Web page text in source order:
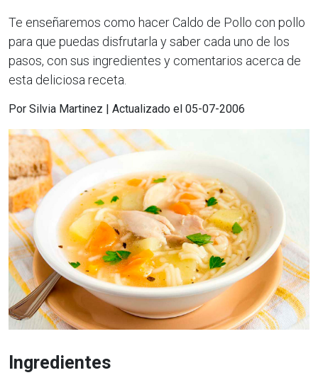
Te enseñaremos como hacer Caldo de Pollo con pollo
para que puedas disfrutarla y saber cada uno de los
pasos, con sus ingredientes y comentarios acerca de
esta deliciosa receta.
Por Silvia Martinez | Actualizado el 05-07-2006
Ingredientes